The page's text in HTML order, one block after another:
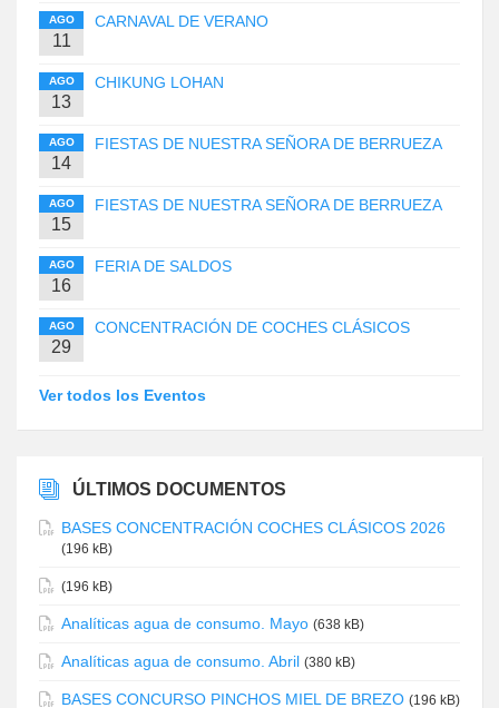
AGO
11
CARNAVAL DE VERANO
AGO
13
CHIKUNG LOHAN
AGO
14
FIESTAS DE NUESTRA SEÑORA DE BERRUEZA
AGO
15
FIESTAS DE NUESTRA SEÑORA DE BERRUEZA
AGO
16
FERIA DE SALDOS
AGO
29
CONCENTRACIÓN DE COCHES CLÁSICOS
Ver todos los Eventos
ÚLTIMOS DOCUMENTOS
BASES CONCENTRACIÓN COCHES CLÁSICOS 2026
(196 kB)
(196 kB)
Analíticas agua de consumo. Mayo (638 kB)
Analíticas agua de consumo. Abril (380 kB)
BASES CONCURSO PINCHOS MIEL DE BREZO (196 kB)